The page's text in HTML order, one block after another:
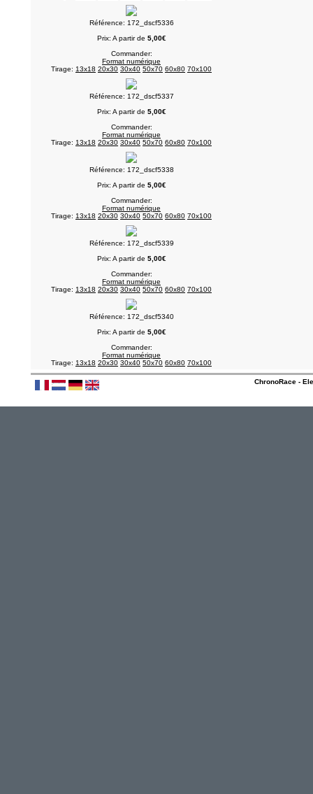
Référence: 172_dscf5336
Prix: A partir de 5,00€
Commander:
Format numérique
Tirage: 13x18 20x30 30x40 50x70 60x80 70x100
Référence: 172_dscf5337
Prix: A partir de 5,00€
Commander:
Format numérique
Tirage: 13x18 20x30 30x40 50x70 60x80 70x100
Référence: 172_dscf5338
Prix: A partir de 5,00€
Commander:
Format numérique
Tirage: 13x18 20x30 30x40 50x70 60x80 70x100
Référence: 172_dscf5339
Prix: A partir de 5,00€
Commander:
Format numérique
Tirage: 13x18 20x30 30x40 50x70 60x80 70x100
Référence: 172_dscf5340
Prix: A partir de 5,00€
Commander:
Format numérique
Tirage: 13x18 20x30 30x40 50x70 60x80 70x100
ChronoRace -